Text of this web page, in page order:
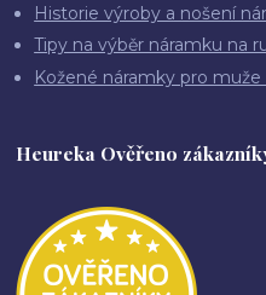
Historie výroby a nošení
Tipy na výběr náramku na
Kožené náramky pro
Heureka Ověřeno